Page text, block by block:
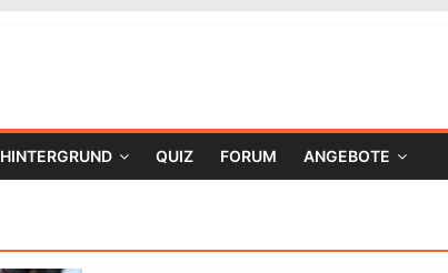
HINTERGRUND QUIZ FORUM ANGEBOTE